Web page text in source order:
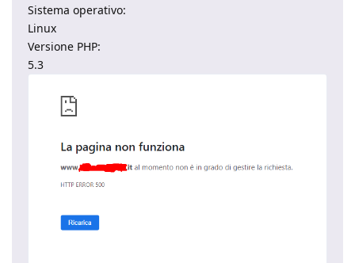
Sistema operativo:
Linux
Versione PHP:
5.3